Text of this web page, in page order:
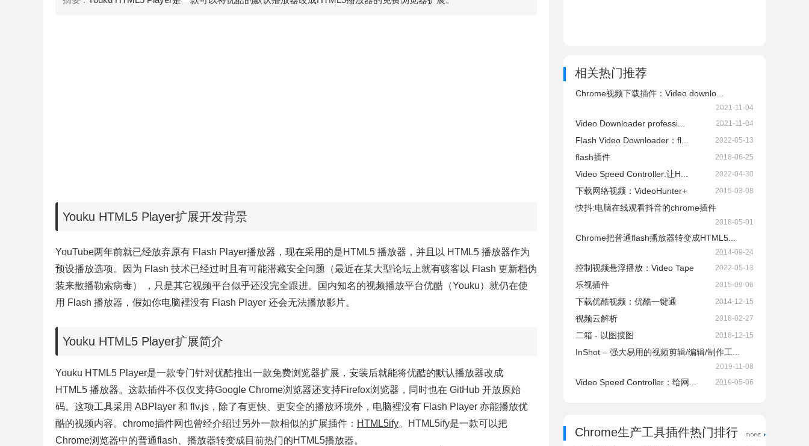
Youku HTML5 Player扩展开发背景
YouTube两年前就已经放弃原有 Flash Player播放器，现在采用的是HTML5 播放器，并且以 HTML5 播放器作为
预设播放选项。因为 Flash 技术已经过时且有可能潜藏安全问题（最近在某大型论坛上就有骇客以 Flash 更新档伪
装来散播勒索病毒） ，只是其它视频平台似乎还没完全跟进。国内知名的视频播放平台优酷（Youku）就仍在使
用 Flash 播放器，假如你电脑裡没有 Flash Player 还会无法播放影片。
Youku HTML5 Player扩展简介
Youku HTML5 Player是一款专门针对优酷推出一款免费浏览器扩展，安装后就能将优酷的默认播放器改成
HTML5 播放器。这款插件不仅仅支持Google Chrome浏览器还支持Firefox浏览器，同时也在 GitHub 开放原始
码。这项工具采用 ABPlayer 和 flv.js，除了有更快、更安全的播放环境外，电脑裡没有 Flash Player 亦能播放优
酷的视频内容。chrome插件网也曾经介绍过另外一款相似的扩展插件： HTML5ify。HTML5ify是一款可以把
Chrome浏览器中的普通flash、播放器转变成目前热门的HTML5播放器。
相关热门推荐
Chrome视频下载插件：Video downlo...
2021-11-04
Video Downloader professi... 2021-11-04
Flash Video Downloader：fl... 2022-05-13
flash插件 2018-06-25
Video Speed Controller:让H... 2022-04-30
下载网络视频：VideoHunter+ 2015-03-08
快抖:电脑在线观看抖音的chrome插件
2018-05-01
Chrome把普通flash播放器转变成HTML5...
2014-09-24
控制视频悬浮播放：Video Tape 2022-05-13
乐视插件 2015-09-06
下载优酷视频：优酷一键通 2014-12-15
视频云解析 2018-02-27
二箱 - 以图搜图 2018-12-15
InShot – 强大易用的视频剪辑/编辑/制作工...
2019-11-08
Video Speed Controller：给网... 2019-05-06
Chrome生产工具插件热门排行